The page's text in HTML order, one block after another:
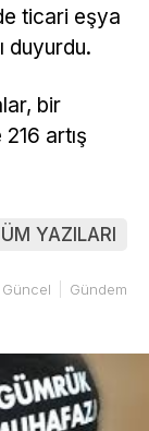
ticari eşya
duyurdu.
bir
artış
YAZILARI
Güncel Gündem